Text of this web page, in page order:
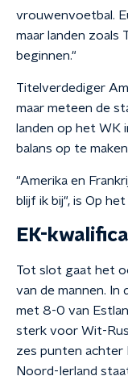
vrouwenvoetbal.
maar landen zoals
beginnen."
Titelverdediger
maar meteen de
landen op het WK
balans op te
"Amerika en
blijf ik bij", is Op
EK-
Tot slot gaat het
van de mannen. In
met 8-0 van
sterk voor Wit-
zes punten achter
Noord-Ierland